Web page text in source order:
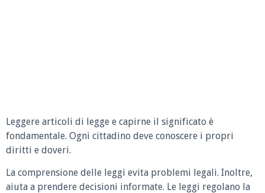
Leggere articoli di legge e capirne il significato è
fondamentale. Ogni cittadino deve conoscere i propri
diritti e doveri.
La comprensione delle leggi evita problemi legali. Inoltre,
aiuta a prendere decisioni informate. Le leggi regolano la